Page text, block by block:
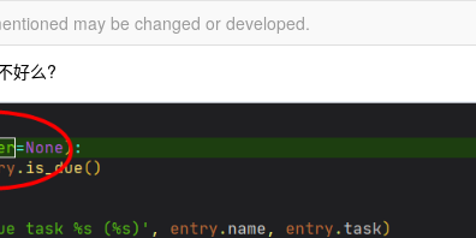
may be changed or developed.
好么?